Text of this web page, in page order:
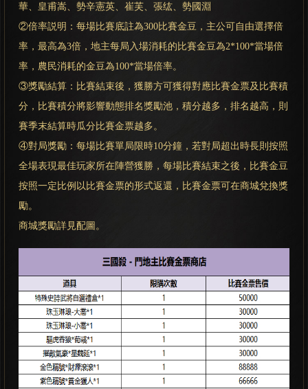
華、皇甫嵩、勢辛憲英、崔芙、張纮、勢國淵
②倍率説明：每場比賽底註為300比賽金豆，主公可自由選擇倍
率，最高為3倍，地主每局入場消耗的比賽金豆為2*100*當場倍
率，農民消耗的金豆為100*當場倍率。
③獎勵結算：比賽結束後，獲勝方可獲得對應比賽金票及比賽積
分，比賽積分將影響動態排名獎勵池，積分越多，排名越高，則
賽季末結算時瓜分比賽金票越多。
④對局獎勵：每場比賽單局限時10分鐘，若對局超出時長則按照
全場表現最佳玩家所在陣營獲勝，每場比賽結束之後，比賽金豆
按照一定比例以比賽金票的形式返還，比賽金票可在商城兌換獎
勵。
商城獎勵詳見配圖。